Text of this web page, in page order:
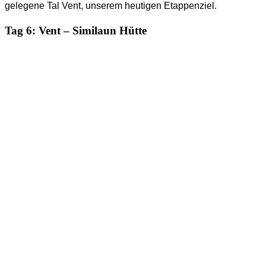
gelegene Tal Vent, unserem heutigen Etappenziel.
Tag 6: Vent – Similaun Hütte